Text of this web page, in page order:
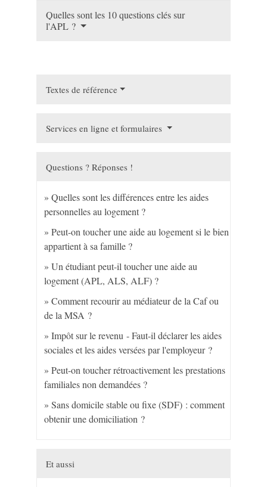
Quelles sont les 10 questions clés sur
l'APL ?
Textes de référence
Services en ligne et formulaires
Questions ? Réponses !
Quelles sont les différences entre les aides
personnelles au logement ?
Peut-on toucher une aide au logement si le bien
appartient à sa famille ?
Un étudiant peut-il toucher une aide au
logement (APL, ALS, ALF) ?
Comment recourir au médiateur de la Caf ou
de la MSA ?
Impôt sur le revenu - Faut-il déclarer les aides
sociales et les aides versées par l'employeur ?
Peut-on toucher rétroactivement les prestations
familiales non demandées ?
Sans domicile stable ou fixe (SDF) : comment
obtenir une domiciliation ?
Et aussi